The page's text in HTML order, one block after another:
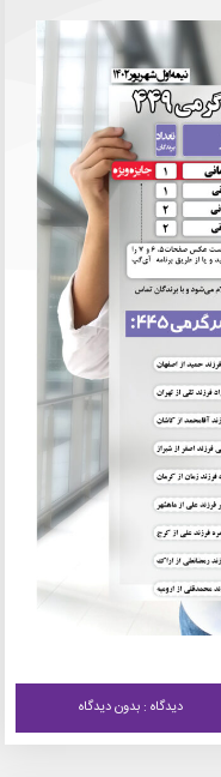
دیدگاه : بدون دیدگاه